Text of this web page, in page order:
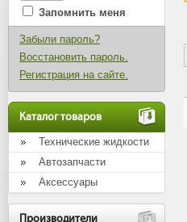
Запомнить меня
Забыли пароль?
Восстановить пароль.
Регистрация на сайте.
Каталог товаров
Технические жидкости
Автозапчасти
Аксессуары
Производители